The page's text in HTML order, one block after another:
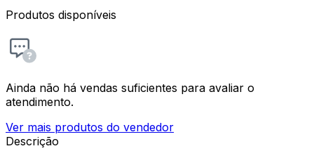
Produtos disponíveis
Ainda não há vendas suficientes para avaliar o
atendimento.
Ver mais produtos do vendedor
Descrição